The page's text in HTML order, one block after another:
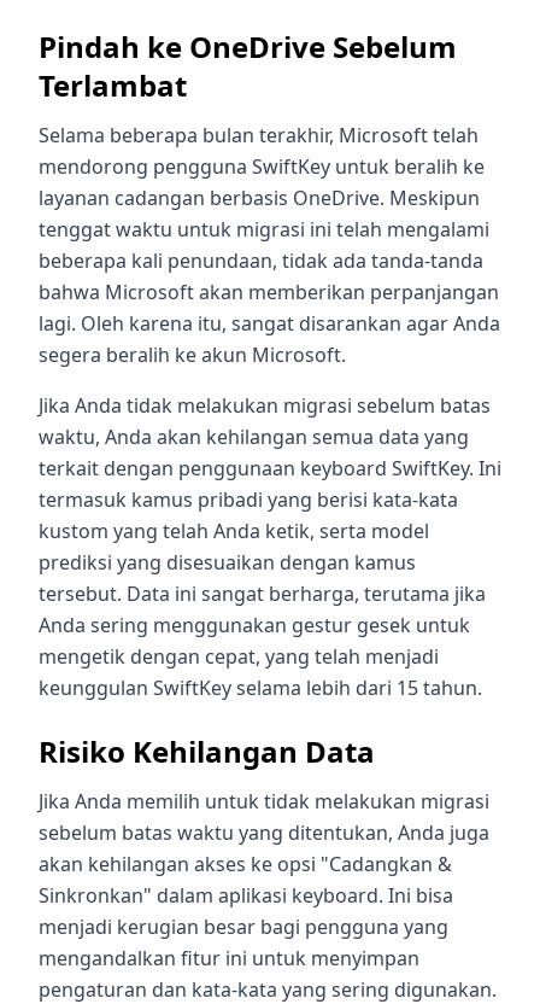
Pindah ke OneDrive Sebelum
Terlambat
Selama beberapa bulan terakhir, Microsoft telah
mendorong pengguna SwiftKey untuk beralih ke
layanan cadangan berbasis OneDrive. Meskipun
tenggat waktu untuk migrasi ini telah mengalami
beberapa kali penundaan, tidak ada tanda-tanda
bahwa Microsoft akan memberikan perpanjangan
lagi. Oleh karena itu, sangat disarankan agar Anda
segera beralih ke akun Microsoft.
Jika Anda tidak melakukan migrasi sebelum batas
waktu, Anda akan kehilangan semua data yang
terkait dengan penggunaan keyboard SwiftKey. Ini
termasuk kamus pribadi yang berisi kata-kata
kustom yang telah Anda ketik, serta model
prediksi yang disesuaikan dengan kamus
tersebut. Data ini sangat berharga, terutama jika
Anda sering menggunakan gestur gesek untuk
mengetik dengan cepat, yang telah menjadi
keunggulan SwiftKey selama lebih dari 15 tahun.
Risiko Kehilangan Data
Jika Anda memilih untuk tidak melakukan migrasi
sebelum batas waktu yang ditentukan, Anda juga
akan kehilangan akses ke opsi "Cadangkan &
Sinkronkan" dalam aplikasi keyboard. Ini bisa
menjadi kerugian besar bagi pengguna yang
mengandalkan fitur ini untuk menyimpan
pengaturan dan kata-kata yang sering digunakan.